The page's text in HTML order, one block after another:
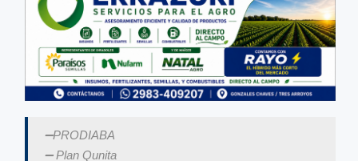
➖PRODIABA
➖ Plan Qunita